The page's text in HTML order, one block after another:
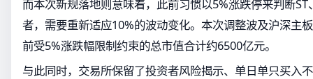
而本次新规落地则意味着，此前习惯以5%涨跌停来判断
者，需要重新适应10%的波动变化。本次调整波及沪深主
前受5%涨跌幅限制约束的总市值合计约6500亿元。
与此同时，交易所保留了投资者风险揭示、单日单只买入